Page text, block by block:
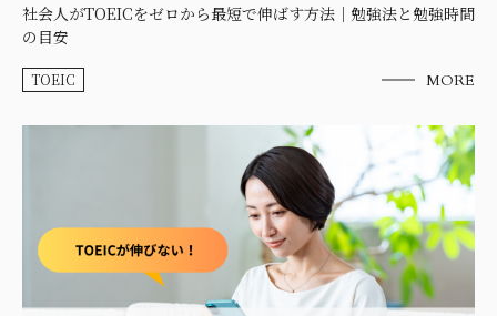
社会人がTOEICをゼロから最短で伸ばす方法｜勉強法と勉強時間
の目安
TOEIC MORE